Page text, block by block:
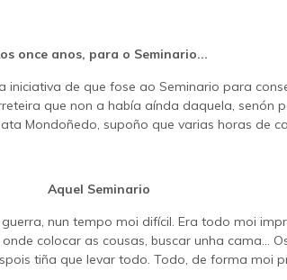
once anos, para o Seminario...
de que fose ao Seminario para
que non a había aínda daquela, senón
Mondoñedo, supoño que varias horas de
Aquel Seminario
nun tempo moi difícil. Era todo moi
colocar as cousas, buscar unha cama...
tiña que levar todo. Todo, de forma moi